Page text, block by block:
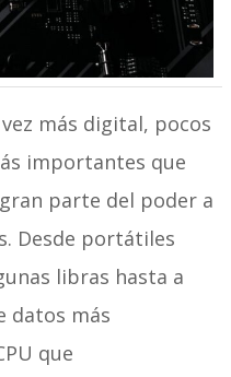
más digital, pocos
importantes que
parte del poder a
Desde portátiles
libras hasta a
datos más
que